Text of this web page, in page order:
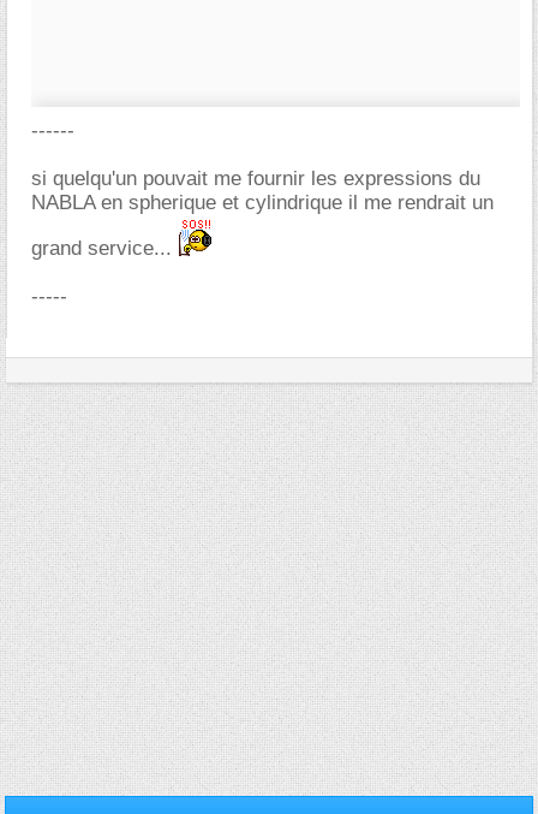
------
si quelqu'un pouvait me fournir les expressions du
NABLA en spherique et cylindrique il me rendrait un
grand service...
-----